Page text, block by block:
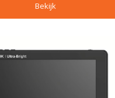
Bekijk